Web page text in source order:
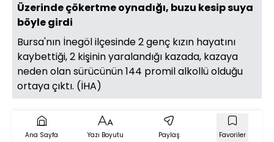
Üzerinde çökertme oynadığı, buzu kesip suya
böyle girdi
Bursa'nın İnegöl ilçesinde 2 genç kızın hayatını
kaybettiği, 2 kişinin yaralandığı kazada, kazaya
neden olan sürücünün 144 promil alkollü olduğu
ortaya çıktı. (İHA)
Ana Sayfa Yazı Boyutu Paylaş Favoriler